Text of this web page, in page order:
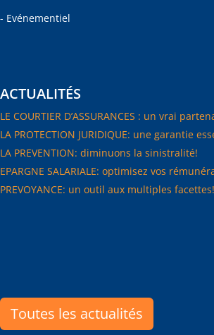
- Evénementiel
ACTUALITÉS
LE COURTIER D’ASSURANCES : un vrai
LA PROTECTION JURIDIQUE: une garantie
LA PREVENTION: diminuons la sinistralité!
EPARGNE SALARIALE: optimisez vos
PREVOYANCE: un outil aux multiples facettes!
Toutes les actualités